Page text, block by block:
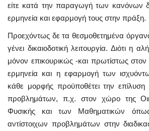
είτε κατά την παραγωγή των κανόνων
ερμηνεία και εφαρμογή τους στην πράξη.
Προεχόντως δε τα θεσμοθετημένα
γένει δικαιοδοτική λειτουργία. Διότι η
μόνον επικουρικώς -και πρωτίστως
ερμηνεία και η εφαρμογή των
κάθε μορφής προϋποθέτει την
προβλημάτων, π.χ. στον χώρο της
Φυσικής και των Μαθηματικών
αντίστοιχων προβλημάτων στην